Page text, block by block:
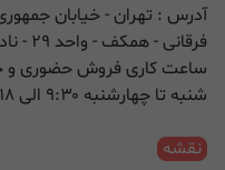
آدرس : تهران - خیابان
فرقانی - همکف - واحد ۲۹ - نادر کامپیوتر
ساعت کاری فروش حضوری و
شنبه تا چهارشنبه ۹:۳۰ الی ۱۸ پنچشنبه ۹:۳۰ الی ۱۳:۳۰
نقشه